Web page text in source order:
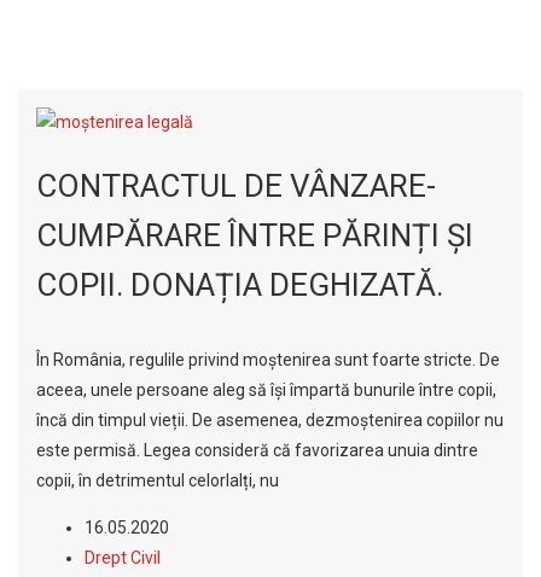
CONTRACTUL DE VÂNZARE-
CUMPĂRARE ÎNTRE PĂRINȚI ȘI
COPII. DONAȚIA DEGHIZATĂ.
În România, regulile privind moștenirea sunt foarte stricte. De
aceea, unele persoane aleg să își împartă bunurile între copii,
încă din timpul vieții. De asemenea, dezmoștenirea copiilor nu
este permisă. Legea consideră că favorizarea unuia dintre
copii, în detrimentul celorlalți, nu
16.05.2020
Drept Civil